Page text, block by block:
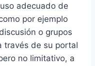
adecuado de
por ejemplo
o grupos
través de su portal
no limitativo, a